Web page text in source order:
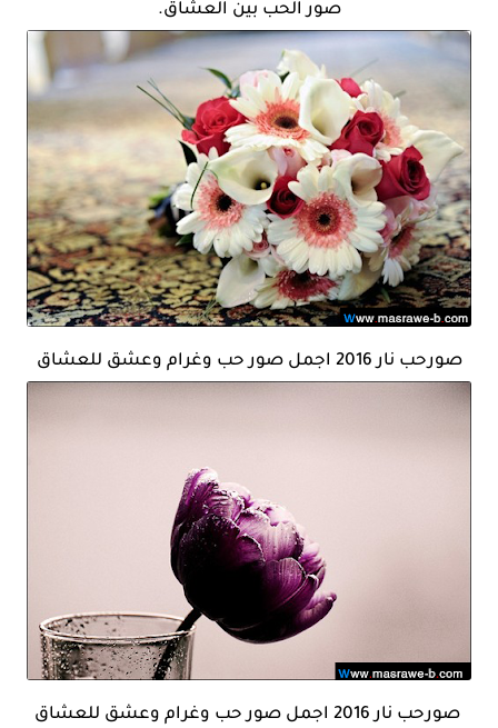
صور الحب بين العشاق.
صورحب نار 2016 اجمل صور حب وغرام وعشق للعشاق
صورحب نار 2016 اجمل صور حب وغرام وعشق للعشاق